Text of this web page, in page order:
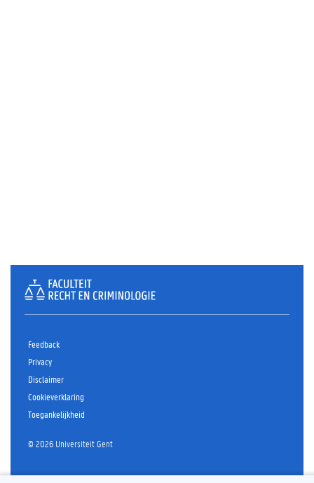
Feedback
Privacy
Disclaimer
Cookieverklaring
Toegankelijkheid
© 2026 Universiteit Gent